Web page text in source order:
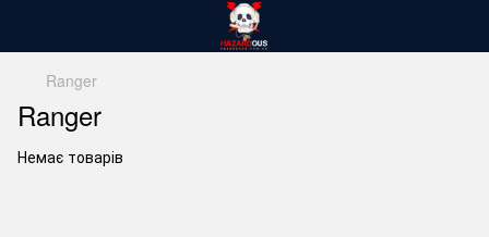
Ranger
Ranger
Немає товарів